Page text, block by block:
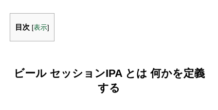
目次 [表示]
ビール セッションIPA とは 何かを定義
する